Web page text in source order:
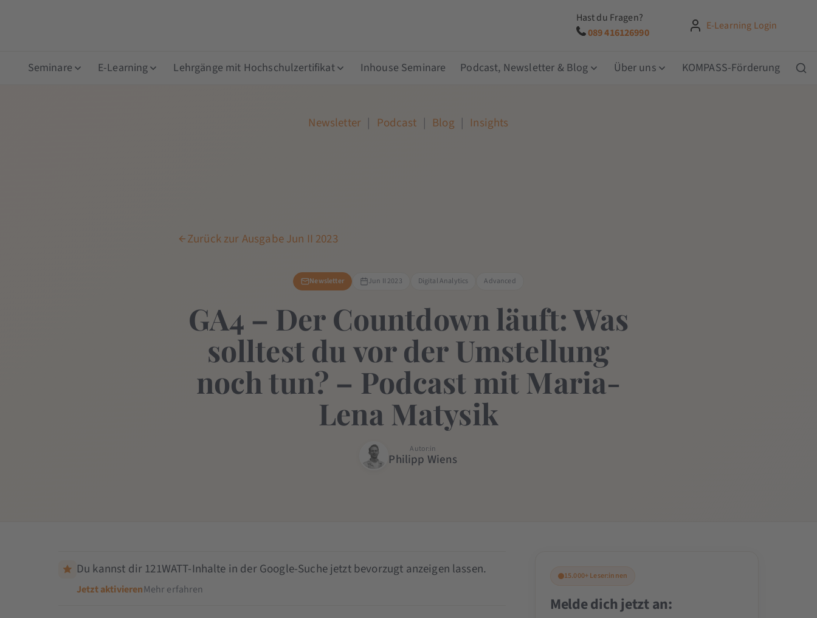
Hast du Fragen?
089 416126990
E-Learning Login
Seminare E-Learning Lehrgänge mit Hochschulzertifikat Inhouse Seminare Podcast, Newsletter & Blog Über uns KOMPASS-Förderung
Newsletter | Podcast | Blog | Insights
Zurück zur Ausgabe Jun II 2023
Newsletter Jun II 2023 Digital Analytics Advanced
GA4 – Der Countdown läuft: Was
solltest du vor der Umstellung
noch tun? – Podcast mit Maria-
Lena Matysik
Autor:in
Philipp Wiens
Du kannst dir 121WATT-Inhalte in der Google-Suche jetzt bevorzugt anzeigen lassen.
Jetzt aktivierenMehr erfahren
15.000+ Leser:innen
Melde dich jetzt an: